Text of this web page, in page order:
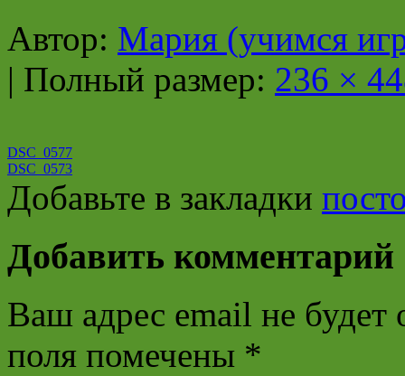
Автор: Мария (учимся
| Полный размер: 236 ×
DSC_0577
DSC_0573
Добавьте в закладки
Добавить комментарий
Ваш адрес email не будет
поля помечены *